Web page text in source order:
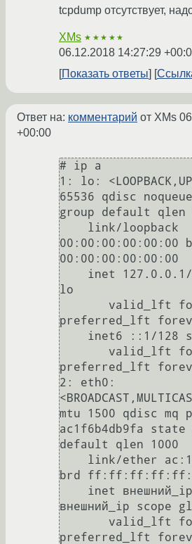
tcpdump отсутствует,
XMs ★★★★★
06.12.2018 14:27:29
Показать ответы
Ответ на: комментарий от XMs
+00:00
# ip a
1: lo:
65536 qdisc noqueue
group default qlen
00:00:00:00:00:00
00:00:00:00:00:00
lo
preferred_lft
preferred_lft
2: eth0:
mtu 1500 qdisc mq
ac1f6b4db9fa state
default qlen 1000
brd
внешний_ip scope
preferred_lft